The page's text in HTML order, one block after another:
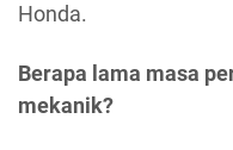
Honda.
Berapa lama masa
mekanik?